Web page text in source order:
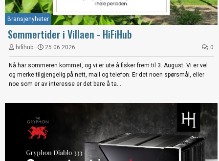
Bransjenyheter
Sommertider i Villaen - HiFiHub
hifihub 25.06.2026 0
Nå har sommeren kommet, og vi er ute å fisker frem til 3. August. Vi er vel
og merke tilgjengelig på nett, mail og telefon. Er det noen spørsmål, eller
noe som er av interesse er det bare å ta...